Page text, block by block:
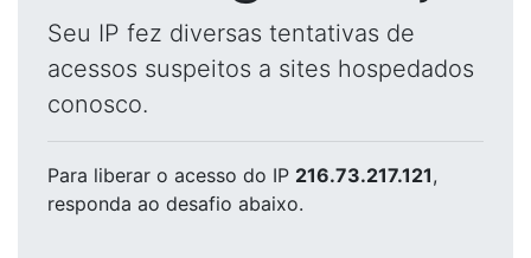
Seu IP fez diversas tentativas de
acessos suspeitos a sites hospedados
conosco.
Para liberar o acesso do IP 216.73.217.121,
responda ao desafio abaixo.